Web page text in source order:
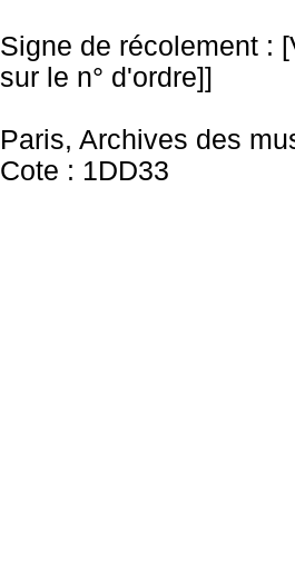
Signe de récolement :
sur le n° d'ordre]]
Paris, Archives des
Cote : 1DD33